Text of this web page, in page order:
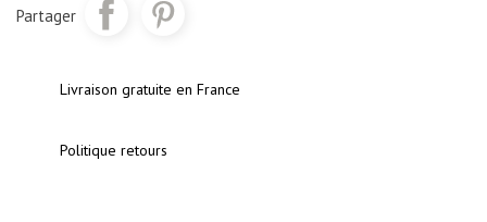
Partager
Livraison gratuite en France
Politique retours